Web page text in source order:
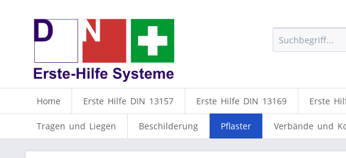
Home Erste Hilfe DIN 13157 Erste Hilfe DIN 13169 Erste
Tragen und Liegen Beschilderung Pflaster Verbände und